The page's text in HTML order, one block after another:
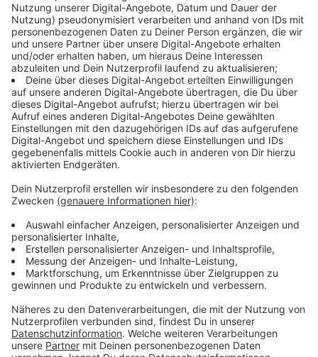
entstehen. Für den Fachbereich Physik der
Westfälischen Wilhelms-Universität (WWU) realisiert
der Bau- und Liegenschaftsbetrieb NRW (BLB NRW)
auf über 14.000 m² Nutzfläche den Ersatzneubau der
Institutsgruppe 1 (IG1). Das Ensemble besteht aus
zwei Baukörpern mit drei Gebäuden: ein
fünfgeschossiges Hörsaal- und Seminargebäude, ein
sechsgeschossiges Institutsgebäude sowie daran
angeschlossen ein dreigeschossiges
Werkstattgebäude.
Anzeige
Schwingungsfreie Räume und
elektromagnetische Abschirmung
Anzeige
"Aus bautechnischer Sicht haben wir es beim IG1 mit
zwei Besonderheiten zu tun", erklärt Markus Vieth,